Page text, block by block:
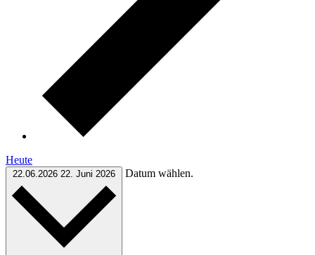
Heute
22.06.2026 22. Juni 2026 Datum wählen.